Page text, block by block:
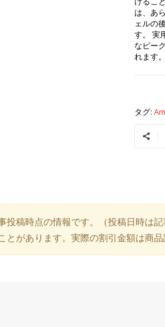
は、あ
ェルの
す。 実
なピー
れます。
タグ:
投稿時点の情報です。（投稿日時は
があります。実際の割引金額は商